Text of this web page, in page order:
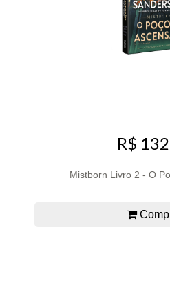
R$
Mistborn Livro 2 - O